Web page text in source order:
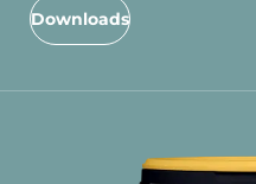
Downloads